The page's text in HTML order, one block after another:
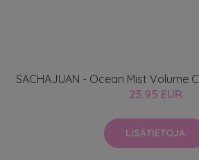
SACHAJUAN - Ocean Mist Volume
23.95 EUR
LISÄTIETOJA